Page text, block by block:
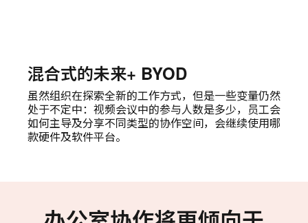
混合式的未来+ BYOD
虽然组织在探索全新的工作方式，但是一些变量仍然
处于不定中：视频会议中的参与人数是多少，员工会
如何主导及分享不同类型的协作空间，会继续使用哪
款硬件及软件平台。